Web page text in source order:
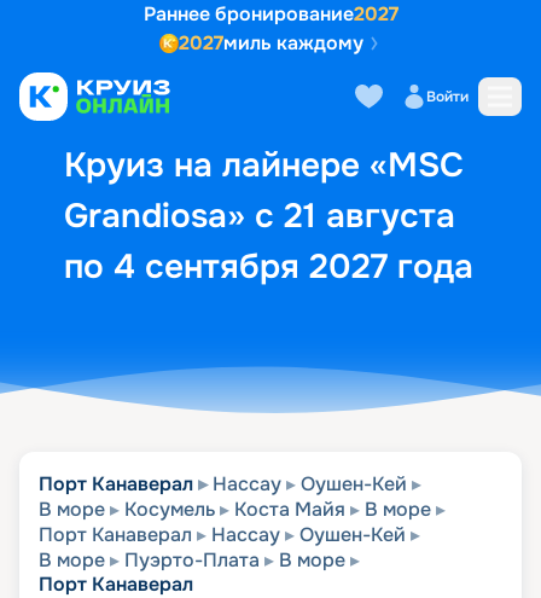
Раннее бронирование2027
2027миль каждому
Войти
Круиз на лайнере «MSC
Grandiosa» с 21 августа
по 4 сентября 2027 года
Выбор кают Маршрут и
Порт Канаверал Нассау
Оушен-Кей
В море
Косумель Коста Майя
В море
Порт Канаверал
Нассау
Оушен-Кей
В море
Пуэрто-Плата
В море
Порт Канаверал